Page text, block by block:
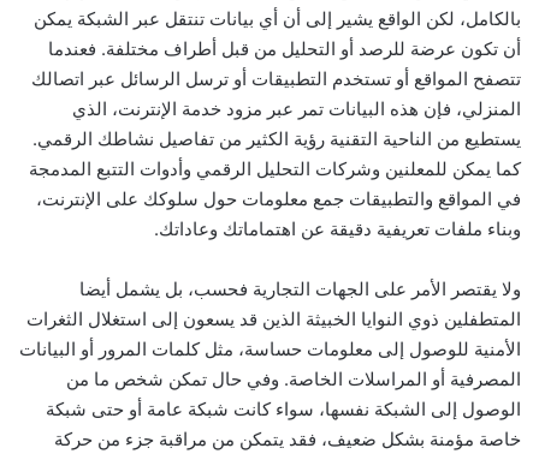
بالكامل، لكن الواقع يشير إلى أن أي بيانات تنتقل عبر الشبكة يمكن
أن تكون عرضة للرصد أو التحليل من قبل أطراف مختلفة. فعندما
تتصفح المواقع أو تستخدم التطبيقات أو ترسل الرسائل عبر اتصالك
المنزلي، فإن هذه البيانات تمر عبر مزود خدمة الإنترنت، الذي
يستطيع من الناحية التقنية رؤية الكثير من تفاصيل نشاطك الرقمي.
كما يمكن للمعلنين وشركات التحليل الرقمي وأدوات التتبع المدمجة
في المواقع والتطبيقات جمع معلومات حول سلوكك على الإنترنت،
وبناء ملفات تعريفية دقيقة عن اهتماماتك وعاداتك.
ولا يقتصر الأمر على الجهات التجارية فحسب، بل يشمل أيضا
المتطفلين ذوي النوايا الخبيثة الذين قد يسعون إلى استغلال الثغرات
الأمنية للوصول إلى معلومات حساسة، مثل كلمات المرور أو البيانات
المصرفية أو المراسلات الخاصة. وفي حال تمكن شخص ما من
الوصول إلى الشبكة نفسها، سواء كانت شبكة عامة أو حتى شبكة
خاصة مؤمنة بشكل ضعيف، فقد يتمكن من مراقبة جزء من حركة